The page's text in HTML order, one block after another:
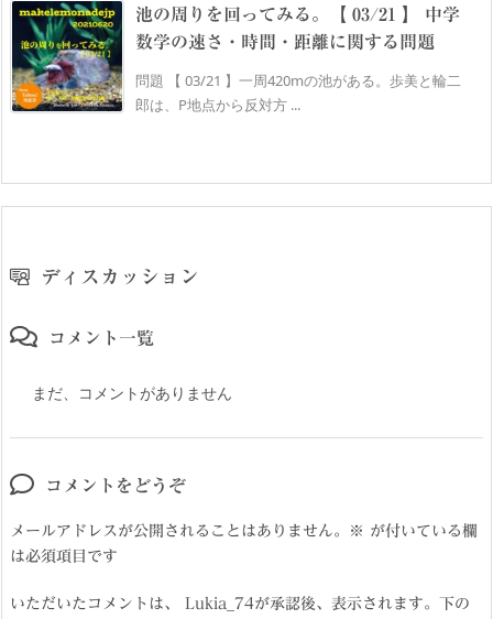
池の周りを回ってみる。【 03/21 】 中学
数学の速さ・時間・距離に関する問題
問題 【 03/21 】一周420mの池がある。歩美と輪二
郎は、P地点から反対方 ...
ディスカッション
コメント一覧
まだ、コメントがありません
コメントをどうぞ
メールアドレスが公開されることはありません。 ※ が付いている欄
は必須項目です
いただいたコメントは、 Lukia_74が承認後、表示されます。下の